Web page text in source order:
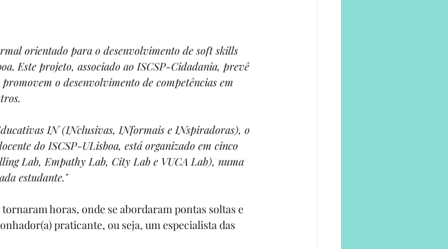
orientado para o desenvolvimento de soft skills
Este projeto, associado ao ISCSP-Cidadania, prevê
o desenvolvimento de competências em
IN (INclusivas, INformais e INspiradoras), o
do ISCSP-ULisboa, está organizado em cinco
Lab, Empathy Lab, City Lab e VUCA Lab), numa
estudante."
horas, onde se abordaram pontas soltas e
praticante, ou seja, um especialista das